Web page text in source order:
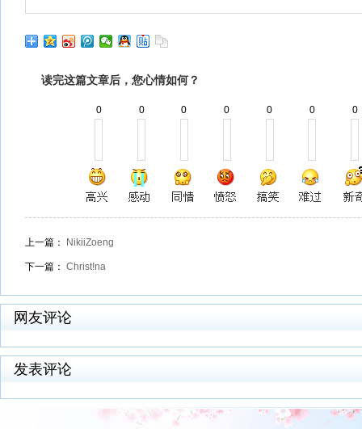
读完这篇文章后，您心情如何？
0 0 0 0 0 0 0
上一篇： NikiiZoeng️
下一篇： Christ!na
网友评论
发表评论